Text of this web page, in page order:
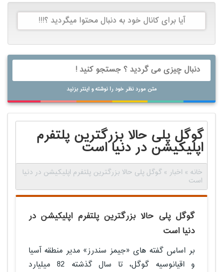
آیا برای کانال خود به دنبال محتوا میگردید ؟!!!
متن مورد نظر خود را نوشته و اینتر بزنید
گوگل پلی حالا بزرگترین پلتفرم
اپلیکیشن در دنیا است
خانه » اخبار » گوگل پلی حالا بزرگترین پلتفرم اپلیکیشن در دنیا
است
گوگل پلی حالا بزرگترین پلتفرم اپلیکیشن در
دنیا است
بر اساس گفته های «جیمز سندرز» مدیر منطقه آسیا
و اقیانوسیه گوگل، تا سال گذشته 82 میلیارد